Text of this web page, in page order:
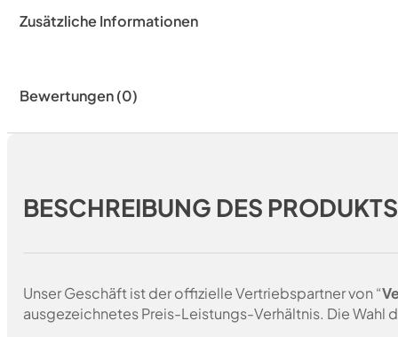
Zusätzliche Informationen
Bewertungen (0)
BESCHREIBUNG DES PRODUKTS
Unser Geschäft ist der offizielle Vertriebspartner von “
ausgezeichnetes Preis-Leistungs-Verhältnis. Die Wahl